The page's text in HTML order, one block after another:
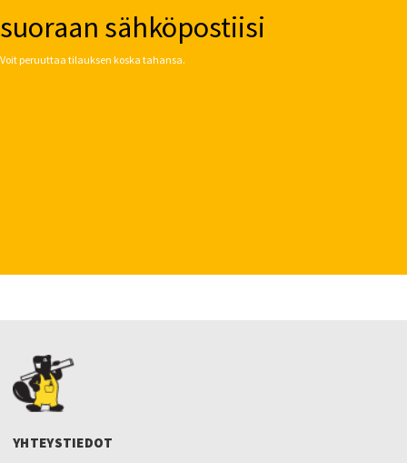
suoraan sähköpostiisi
Voit peruuttaa tilauksen koska tahansa.
YHTEYSTIEDOT